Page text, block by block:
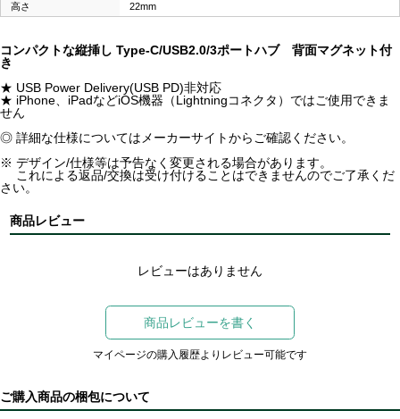
高さ
22mm
コンパクトな縦挿し Type-C/USB2.0/3ポートハブ 背面マグネット付
き
★ USB Power Delivery(USB PD)非対応
★ iPhone、iPadなどiOS機器（Lightningコネクタ）ではご使用できま
せん
◎ 詳細な仕様についてはメーカーサイトからご確認ください。
※ デザイン/仕様等は予告なく変更される場合があります。
これによる返品/交換は受け付けることはできませんのでご了承くだ
さい。
商品レビュー
レビューはありません
商品レビューを書く
マイページの購入履歴よりレビュー可能です
ご購入商品の梱包について